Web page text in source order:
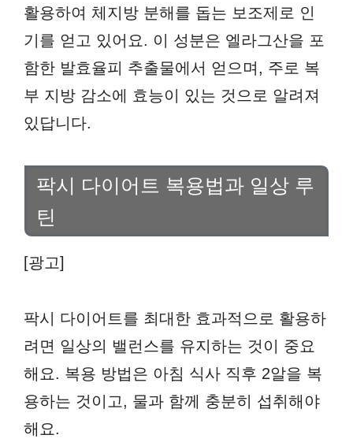
활용하여 체지방 분해를 돕는 보조제로 인
기를 얻고 있어요. 이 성분은 엘라그산을 포
함한 발효율피 추출물에서 얻으며, 주로 복
부 지방 감소에 효능이 있는 것으로 알려져
있답니다.
팍시 다이어트 복용법과 일상 루
틴
[광고]
팍시 다이어트를 최대한 효과적으로 활용하
려면 일상의 밸런스를 유지하는 것이 중요
해요. 복용 방법은 아침 식사 직후 2알을 복
용하는 것이고, 물과 함께 충분히 섭취해야
해요.